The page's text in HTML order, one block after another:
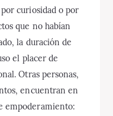
curiosidad o por
que no habían
la duración de
el placer de
Otras personas,
encuentran en
empoderamiento: